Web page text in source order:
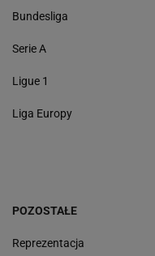
Bundesliga
Serie A
Ligue 1
Liga Europy
POZOSTAŁE
Reprezentacja